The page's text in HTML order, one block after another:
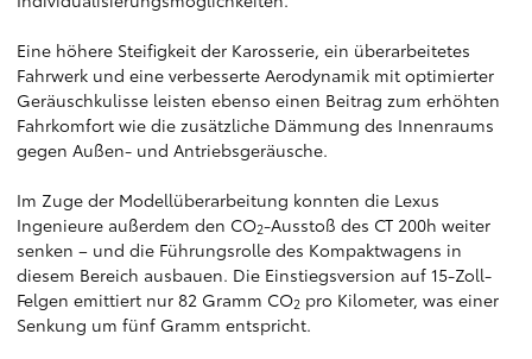
Eine höhere Steifigkeit der Karosserie, ein überarbeitetes
Fahrwerk und eine verbesserte Aerodynamik mit optimierter
Geräuschkulisse leisten ebenso einen Beitrag zum erhöhten
Fahrkomfort wie die zusätzliche Dämmung des Innenraums
gegen Außen- und Antriebsgeräusche.
Im Zuge der Modellüberarbeitung konnten die Lexus
Ingenieure außerdem den CO2-Ausstoß des CT 200h weiter
senken – und die Führungsrolle des Kompaktwagens in
diesem Bereich ausbauen. Die Einstiegsversion auf 15-Zoll-
Felgen emittiert nur 82 Gramm CO2 pro Kilometer, was einer
Senkung um fünf Gramm entspricht.